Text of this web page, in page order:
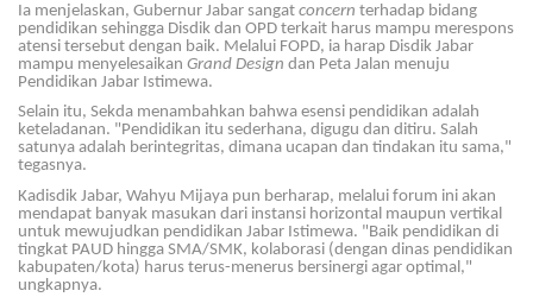
Ia menjelaskan, Gubernur Jabar sangat concern terhadap bidang
pendidikan sehingga Disdik dan OPD terkait harus mampu merespons
atensi tersebut dengan baik. Melalui FOPD, ia harap Disdik Jabar
mampu menyelesaikan Grand Design dan Peta Jalan menuju
Pendidikan Jabar Istimewa.
Selain itu, Sekda menambahkan bahwa esensi pendidikan adalah
keteladanan. "Pendidikan itu sederhana, digugu dan ditiru. Salah
satunya adalah berintegritas, dimana ucapan dan tindakan itu sama,"
tegasnya.
Kadisdik Jabar, Wahyu Mijaya pun berharap, melalui forum ini akan
mendapat banyak masukan dari instansi horizontal maupun vertikal
untuk mewujudkan pendidikan Jabar Istimewa. "Baik pendidikan di
tingkat PAUD hingga SMA/SMK, kolaborasi (dengan dinas pendidikan
kabupaten/kota) harus terus-menerus bersinergi agar optimal,"
ungkapnya.